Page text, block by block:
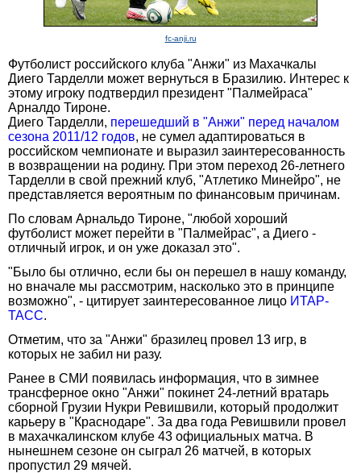
fc-anji.ru
Футболист российского клуба "Анжи" из Махачкалы
Диего Тарделли может вернуться в Бразилию. Интерес к
этому игроку подтвердил президент "Палмейраса"
Арналдо Тироне.
Диего Тарделли, перешедший в "Анжи" перед началом
сезона 2011/12 годов, не сумел адаптироваться в
российском чемпионате и выразил заинтересованность
в возвращении на родину. При этом переход 26-летнего
Тарделли в свой прежний клуб, "Атлетико Минейро", не
представляется вероятным по финансовым причинам.
По словам Арнальдо Тироне, "любой хороший
футболист может перейти в "Палмейрас", а Диего -
отличный игрок, и он уже доказал это".
"Было бы отлично, если бы он перешел в нашу команду,
но вначале мы рассмотрим, насколько это в принципе
возможно", - цитирует заинтересованное лицо ИТАР-
ТАСС.
Отметим, что за "Анжи" бразилец провел 13 игр, в
которых не забил ни разу.
Ранее в СМИ появилась информация, что в зимнее
трансферное окно "Анжи" покинет 24-летний вратарь
сборной Грузии Нукри Ревишвили, который продолжит
карьеру в "Краснодаре". За два года Ревишвили провел
в махачкалинском клубе 43 официальных матча. В
нынешнем сезоне он сыграл 26 матчей, в которых
пропустил 29 мячей.